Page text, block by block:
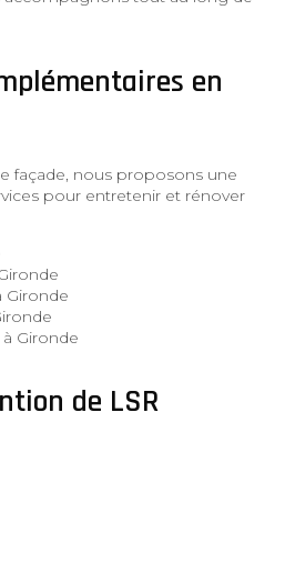
en
façade, nous proposons une
pour entretenir et rénover
Gironde
Gironde
de LSR